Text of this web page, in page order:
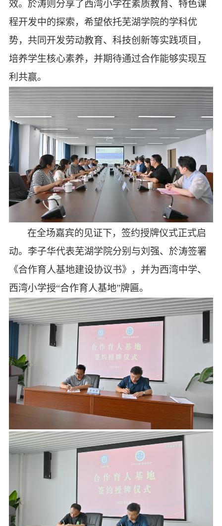
效。於涛则分享了西湾小学在素质教育、特色课
程开发中的探索，希望依托芜湖学院的学科优
势，共同开发劳动教育、科技创新等实践项目，
培养学生核心素养， 并期待通过合作能够实现互
利共赢。
在全场嘉宾的见证下，签约授牌仪式正式启
动。 李子华代表芜湖学院分别与刘强、於涛签署
《合作育人基地建设协议书》，并为西湾中学、
西湾小学授“合作育人基地”牌匾。